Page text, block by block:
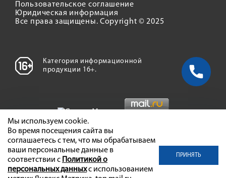
Пользовательское соглашение
Юридическая информация
Все права защищены. Copyright © 2025
Категория информационной
продукции 16+.
Мы используем cookie.
Во время посещения сайта вы
соглашаетесь с тем, что мы обрабатываем
ваши персональные данные в
соответствии с Политикой о
персональных данныхс использованием
ПРИНЯТЬ